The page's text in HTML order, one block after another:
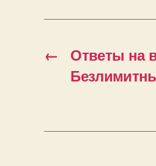
←
Ответы на